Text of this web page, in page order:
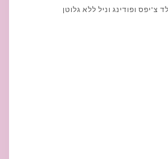
צ'יפס ופודינג וניל ללא גלוטן